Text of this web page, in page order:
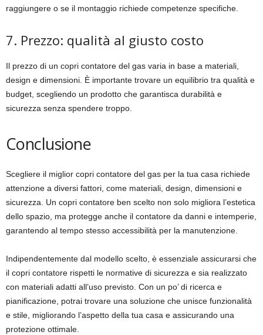
raggiungere o se il montaggio richiede competenze specifiche.
7. Prezzo: qualità al giusto costo
Il prezzo di un copri contatore del gas varia in base a materiali,
design e dimensioni. È importante trovare un equilibrio tra qualità e
budget, scegliendo un prodotto che garantisca durabilità e
sicurezza senza spendere troppo.
Conclusione
Scegliere il miglior copri contatore del gas per la tua casa richiede
attenzione a diversi fattori, come materiali, design, dimensioni e
sicurezza. Un copri contatore ben scelto non solo migliora l’estetica
dello spazio, ma protegge anche il contatore da danni e intemperie,
garantendo al tempo stesso accessibilità per la manutenzione.
Indipendentemente dal modello scelto, è essenziale assicurarsi che
il copri contatore rispetti le normative di sicurezza e sia realizzato
con materiali adatti all’uso previsto. Con un po’ di ricerca e
pianificazione, potrai trovare una soluzione che unisce funzionalità
e stile, migliorando l’aspetto della tua casa e assicurando una
protezione ottimale.